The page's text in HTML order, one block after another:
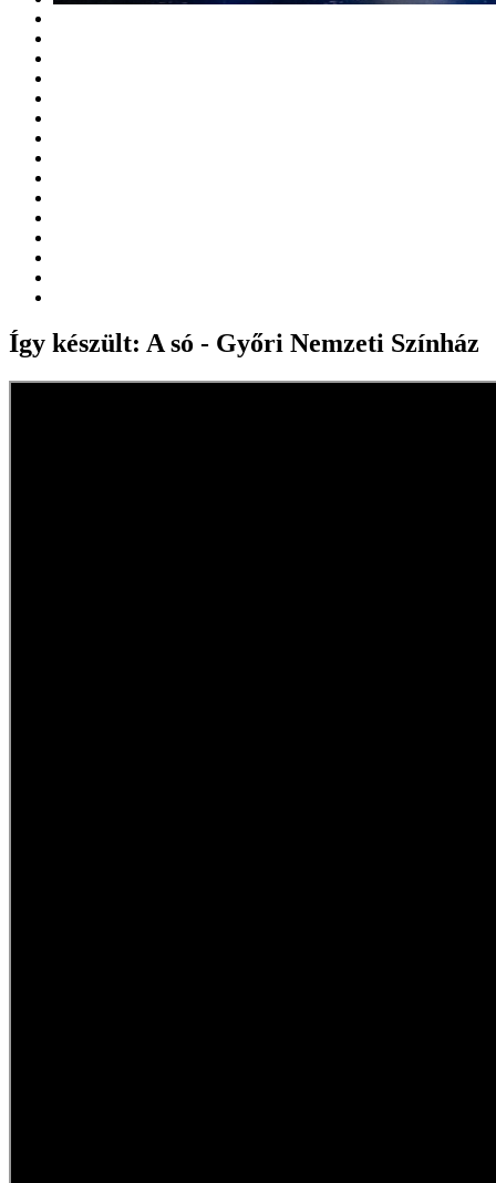
Így készült: A só - Győri Nemzeti Színház